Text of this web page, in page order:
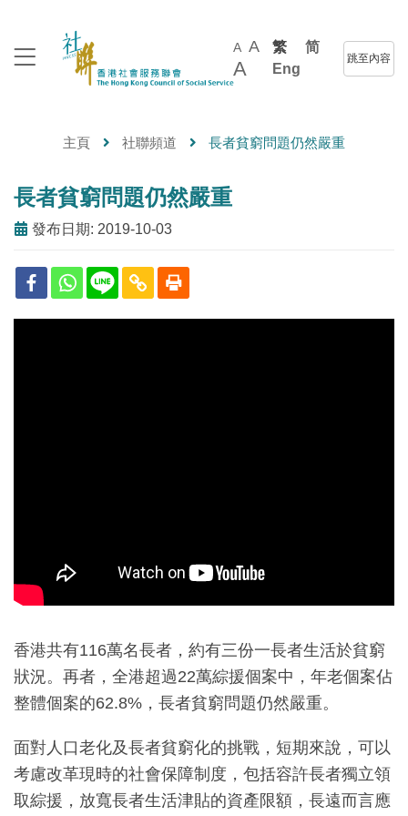
A A
A
繁
简
Eng
跳至內容
主頁 社聯頻道 長者貧窮問題仍然嚴重
長者貧窮問題仍然嚴重
發布日期: 2019-10-03
香港共有116萬名長者，約有三份一長者生活於貧窮
狀況。再者，全港超過22萬綜援個案中，年老個案佔
整體個案的62.8%，長者貧窮問題仍然嚴重。
面對人口老化及長者貧窮化的挑戰，短期來說，可以
考慮改革現時的社會保障制度，包括容許長者獨立領
取綜援，放寬長者生活津貼的資產限額，長遠而言應